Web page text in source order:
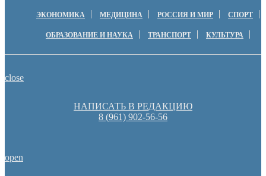
ЭКОНОМИКА МЕДИЦИНА РОССИЯ И МИР СПОРТ
ОБРАЗОВАНИЕ И НАУКА ТРАНСПОРТ КУЛЬТУРА
close
НАПИСАТЬ В РЕДАКЦИЮ
8 (961) 902-56-56
open